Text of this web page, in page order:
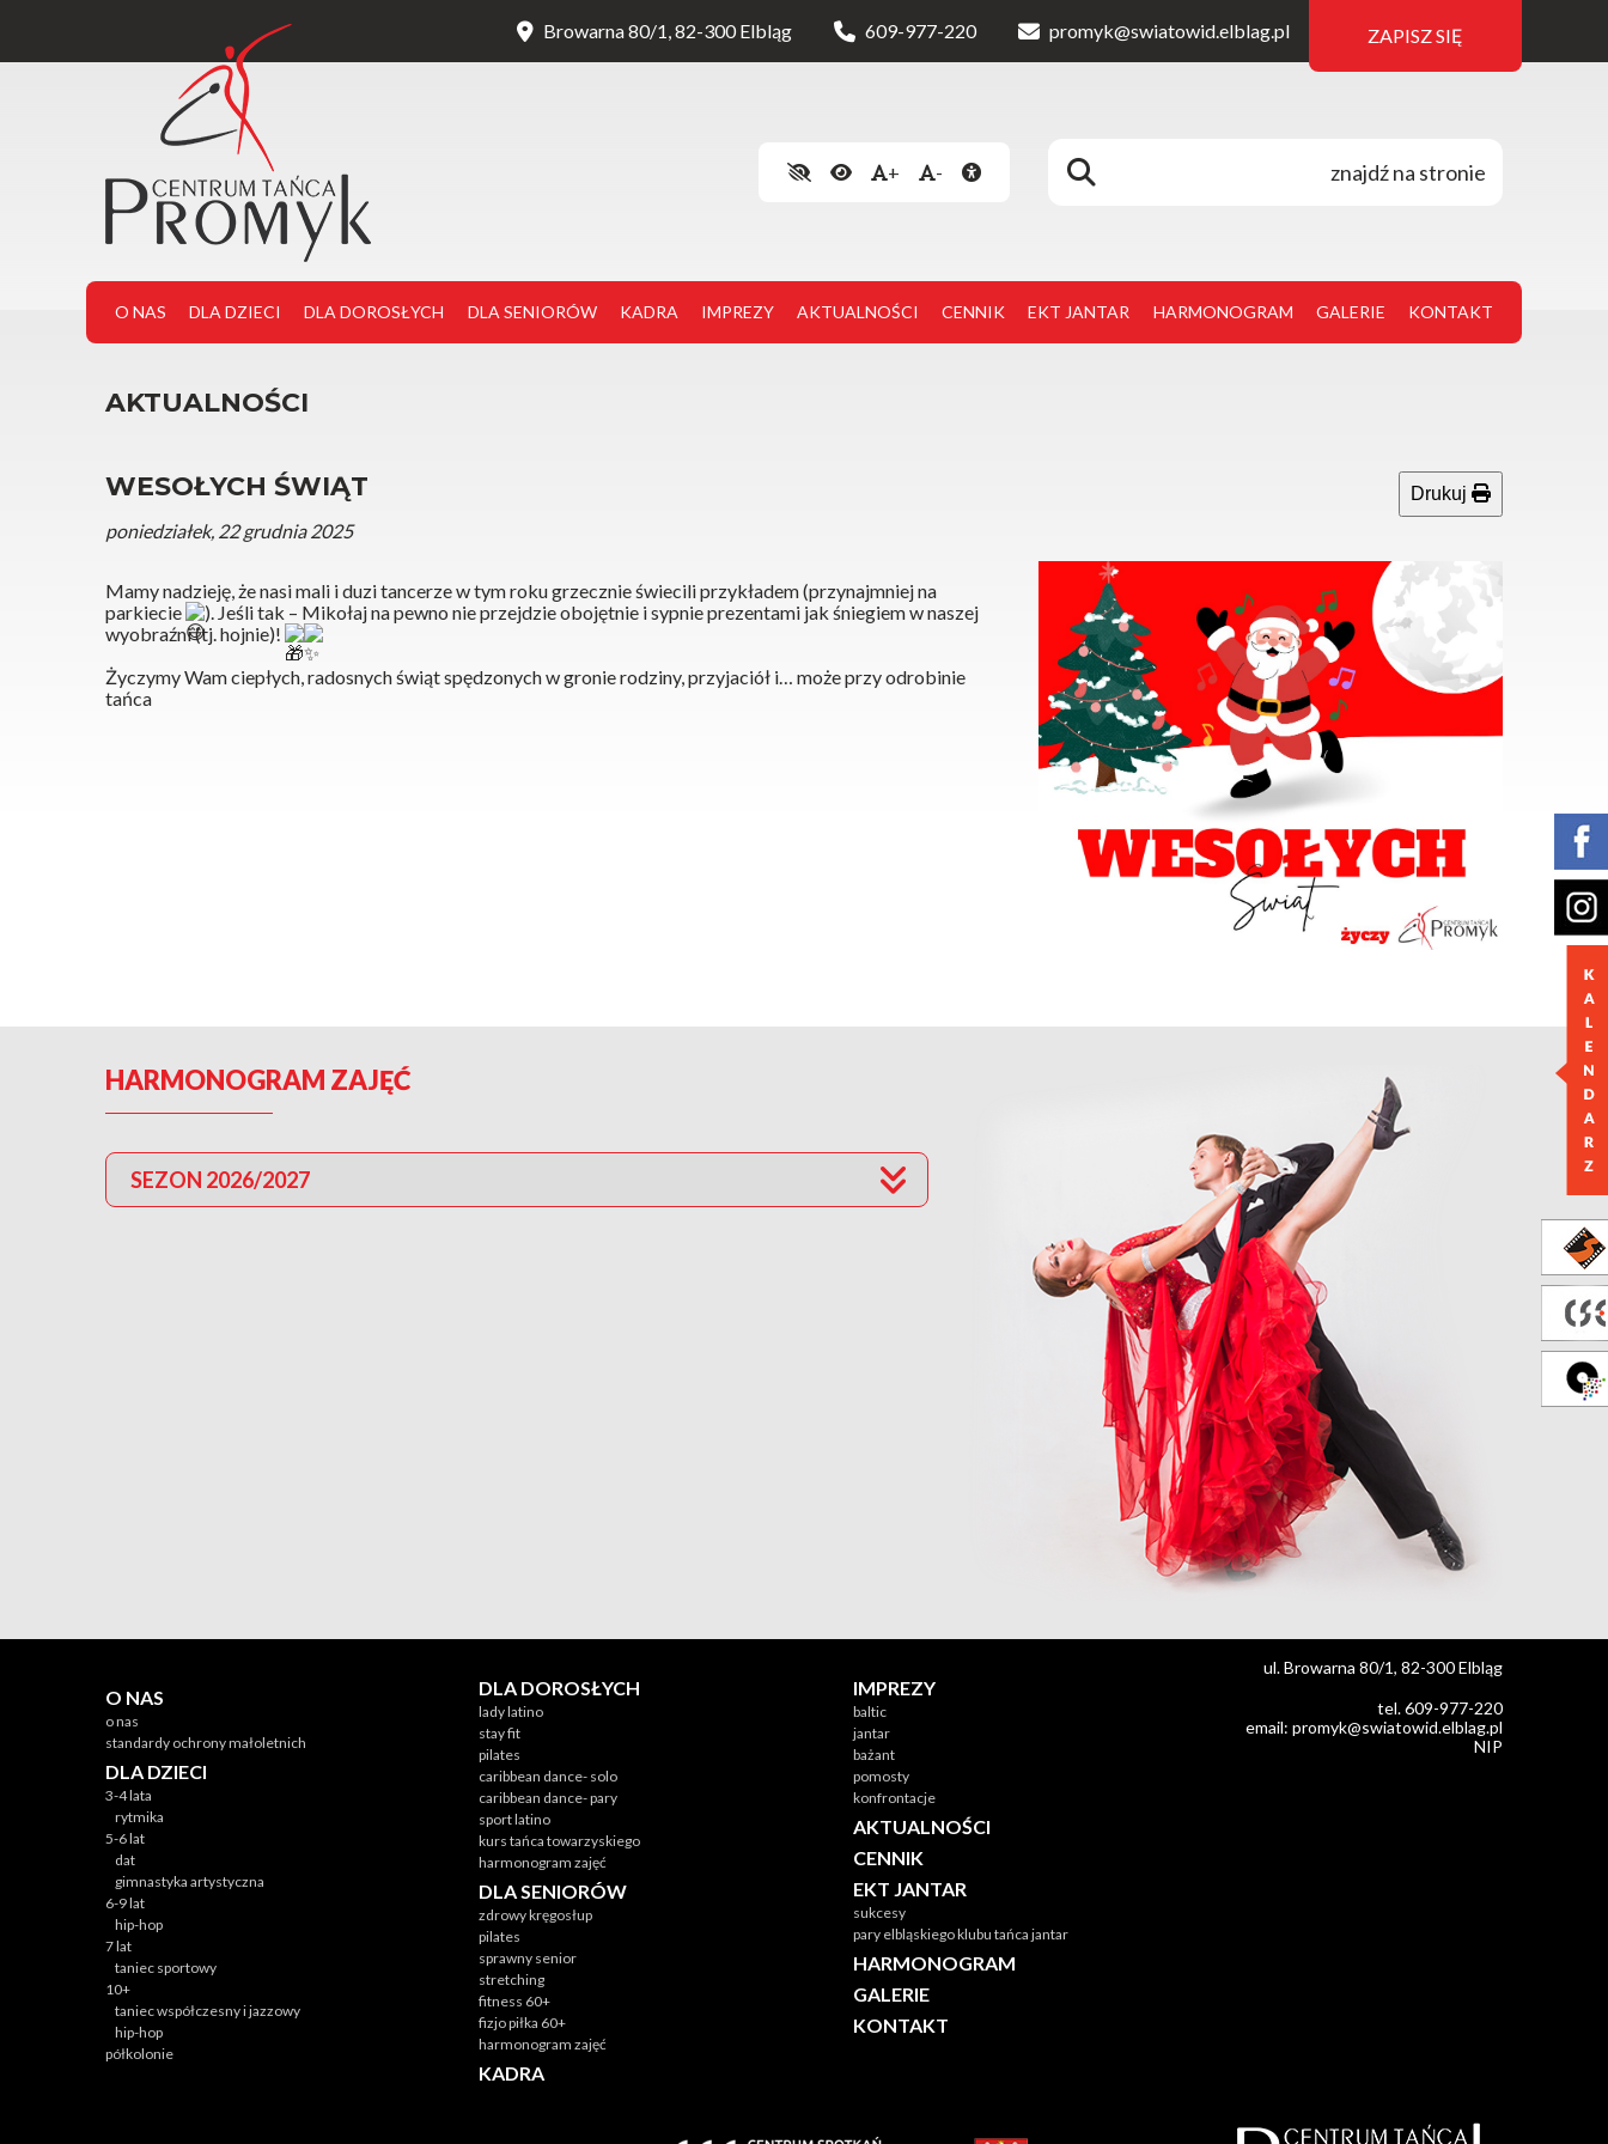
Browarna 80/1, 82-300 Elbląg 609-977-220 promyk@swiatowid.elblag.pl ZAPISZ SIĘ
+ -
O NAS DLA DZIECI DLA DOROSŁYCH DLA SENIORÓW KADRA IMPREZY AKTUALNOŚCI CENNIK EKT JANTAR HARMONOGRAM GALERIE KONTAKT
AKTUALNOŚCI
WESOŁYCH ŚWIĄT
poniedziałek, 22 grudnia 2025
Drukuj
Mamy nadzieję, że nasi mali i duzi tancerze w tym roku grzecznie świecili przykładem (przynajmniej na
parkiecie
). Jeśli tak – Mikołaj na pewno nie przejdzie obojętnie i sypnie prezentami jak śniegiem w naszej
wyobraźni (tj. hojnie)!
Życzymy Wam ciepłych, radosnych świąt spędzonych w gronie rodziny, przyjaciół i… może przy odrobinie
tańca
HARMONOGRAM ZAJĘĆ
SEZON 2026/2027
O NAS
o nas
standardy ochrony małoletnich
DLA DZIECI
3-4 lata
rytmika
5-6 lat
dat
gimnastyka artystyczna
6-9 lat
hip-hop
7 lat
taniec sportowy
10+
taniec współczesny i jazzowy
hip-hop
półkolonie
DLA DOROSŁYCH
lady latino
stay fit
pilates
caribbean dance- solo
caribbean dance- pary
sport latino
kurs tańca towarzyskiego
harmonogram zajęć
DLA SENIORÓW
zdrowy kręgosłup
pilates
sprawny senior
stretching
fitness 60+
fizjo piłka 60+
harmonogram zajęć
KADRA
IMPREZY
baltic
jantar
bażant
pomosty
konfrontacje
AKTUALNOŚCI
CENNIK
EKT JANTAR
sukcesy
pary elbląskiego klubu tańca jantar
HARMONOGRAM
GALERIE
KONTAKT
ul. Browarna 80/1, 82-300 Elbląg
tel. 609-977-220
email: promyk@swiatowid.elblag.pl
NIP